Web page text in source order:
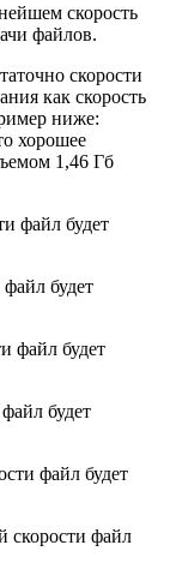
скорость
файлов.
скорости
как скорость
ниже:
хорошее
1,46 Гб
файл будет
будет
файл будет
будет
файл будет
скорости файл